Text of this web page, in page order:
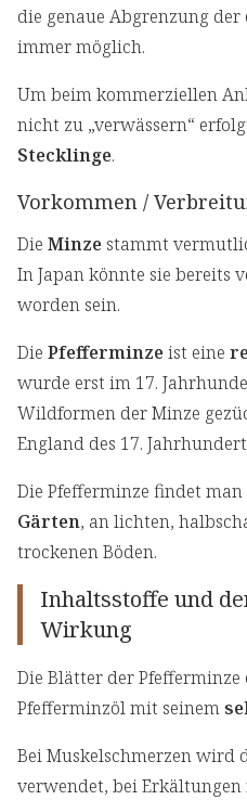
die genaue Abgrenzung
immer möglich.
Um beim kommerziellen
nicht zu „verwässern“
Stecklinge.
Vorkommen /
Die Minze stammt
In Japan könnte sie bereits
worden sein.
Die Pfefferminzeist eine
wurde erst im 17.
Wildformen der Minze
England des 17.
Die Pfefferminze findet man
Gärten, an lichten,
trockenen Böden.
Inhaltsstoffe und
Wirkung
Die Blätter der
Pfefferminzöl mit seinem
Bei Muskelschmerzen wird
verwendet, bei